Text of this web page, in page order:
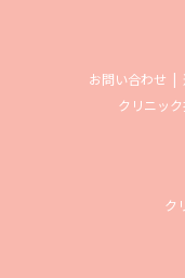
お問い合わせ
クリニッ
ク